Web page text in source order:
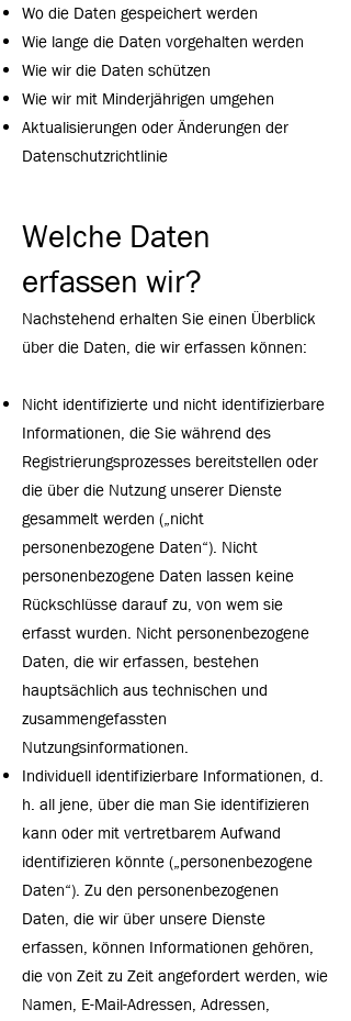
Wo die Daten gespeichert werden
Wie lange die Daten vorgehalten werden
Wie wir die Daten schützen
Wie wir mit Minderjährigen umgehen
Aktualisierungen oder Änderungen der
Datenschutzrichtlinie
Welche Daten
erfassen wir?
Nachstehend erhalten Sie einen Überblick
über die Daten, die wir erfassen können:
Nicht identifizierte und nicht identifizierbare
Informationen, die Sie während des
Registrierungsprozesses bereitstellen oder
die über die Nutzung unserer Dienste
gesammelt werden („nicht
personenbezogene Daten“). Nicht
personenbezogene Daten lassen keine
Rückschlüsse darauf zu, von wem sie
erfasst wurden. Nicht personenbezogene
Daten, die wir erfassen, bestehen
hauptsächlich aus technischen und
zusammengefassten
Nutzungsinformationen.
Individuell identifizierbare Informationen, d.
h. all jene, über die man Sie identifizieren
kann oder mit vertretbarem Aufwand
identifizieren könnte („personenbezogene
Daten“). Zu den personenbezogenen
Daten, die wir über unsere Dienste
erfassen, können Informationen gehören,
die von Zeit zu Zeit angefordert werden, wie
Namen, E-Mail-Adressen, Adressen,